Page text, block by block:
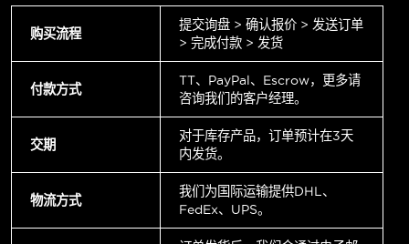
购买流程
提交询盘 > 确认报价 > 发送订单
> 完成付款 > 发货
付款方式
TT、PayPal、Escrow，更多请
咨询我们的客户经理。
交期
对于库存产品，订单预计在3天
内发货。
物流方式
我们为国际运输提供DHL、
FedEx、UPS。